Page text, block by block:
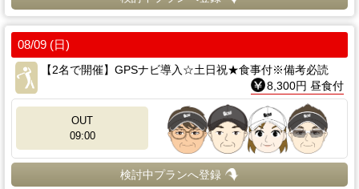
08/09 (日)
【2名で開催】GPSナビ導入☆土日祝★食事付※備考必読
8,300円 昼食付
OUT
09:00
検討中プランへ登録